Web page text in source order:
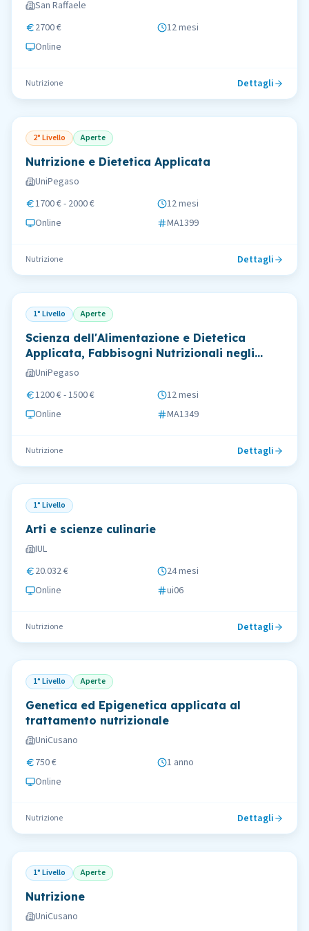
San Raffaele
2700 €
12 mesi
Online
Nutrizione Dettagli
2° Livello Aperte
Nutrizione e Dietetica Applicata
UniPegaso
1700 € - 2000 €
12 mesi
Online
MA1399
Nutrizione Dettagli
1° Livello Aperte
Scienza dell'Alimentazione e Dietetica
Applicata, Fabbisogni Nutrizionali negli
Sportivi
UniPegaso
1200 € - 1500 €
12 mesi
Online
MA1349
Nutrizione Dettagli
1° Livello
Arti e scienze culinarie
IUL
20.032 €
24 mesi
Online
ui06
Nutrizione Dettagli
1° Livello Aperte
Genetica ed Epigenetica applicata al
trattamento nutrizionale
UniCusano
750 €
1 anno
Online
Nutrizione Dettagli
1° Livello Aperte
Nutrizione
UniCusano